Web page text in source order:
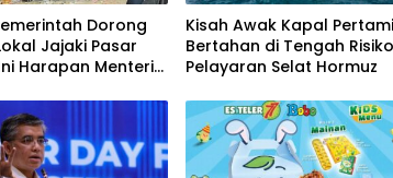
Dorong
Jajaki Pasar
Harapan Menteri
2026
Kisah Awak Kapal
Bertahan di Tengah Risiko
Pelayaran Selat Hormuz